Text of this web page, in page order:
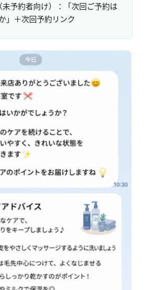
予約者向け）：「次回ご予約は
」＋次回予約リンク